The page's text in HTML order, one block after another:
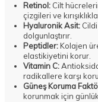
Retinol: Cilt
çizgileri ve
Hyaluronik Asit:
dolgunlaştırır.
Peptidler:Kolajen
elastikiyetini korur.
Vitamin C:
radikallere karşı
Güneş Koruma
korunmak için